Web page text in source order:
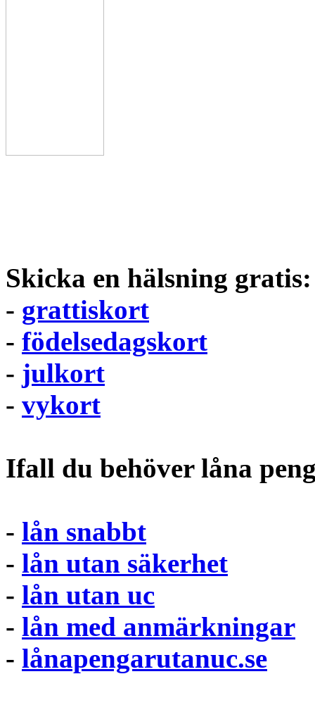
Skicka en hälsning gratis:
- grattiskort
- födelsedagskort
- julkort
- vykort
Ifall du behöver låna
- lån snabbt
- lån utan säkerhet
- lån utan uc
- lån med anmärkningar
- lånapengarutanuc.se